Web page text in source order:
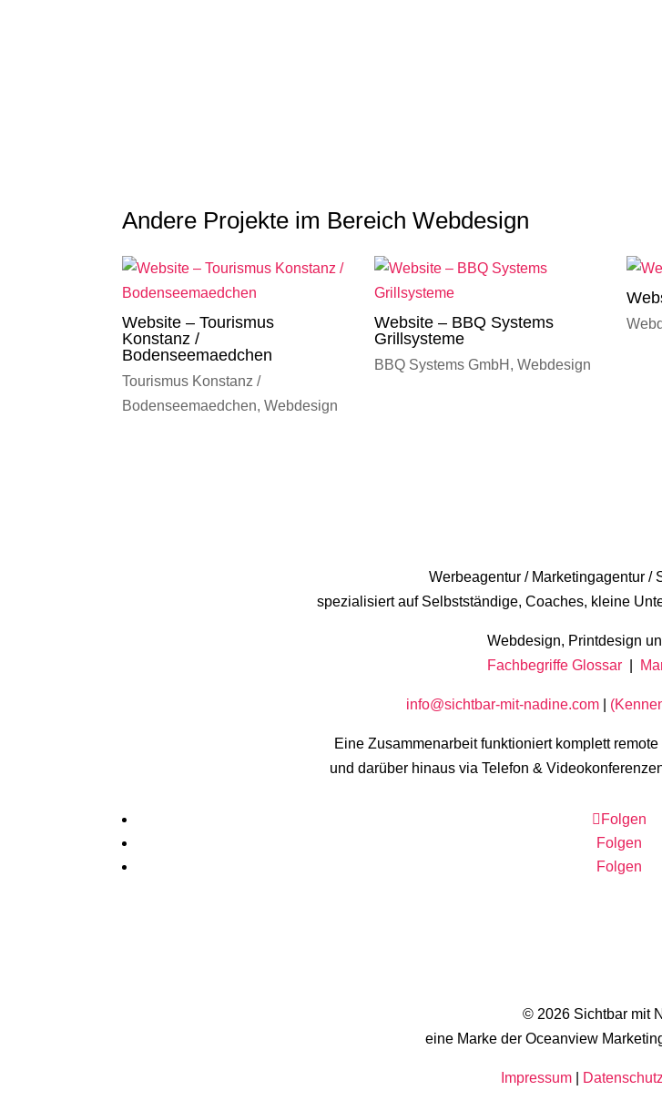
Andere Projekte im Bereich Webdesign
Website – Tourismus
Konstanz /
Bodenseemaedchen
Tourismus Konstanz /
Bodenseemaedchen,Webdesign
Website – BBQ Systems
Grillsysteme
BBQ Systems GmbH ,Webdesign
Werbeagentur / Marketingagentur /
spezialisiert auf Selbstständige, Coaches, kleine
Webdesign, Printdesign
Fachbegriffe Glossar|
info@sichtbar-mit-nadine.com
Eine Zusammenarbeit funktioniert komplett
und darüber hinaus via Telefon &
Folgen
Folgen
Folgen
© 2026 Sichtbar mit
eine Marke der Oceanview
Impressum|